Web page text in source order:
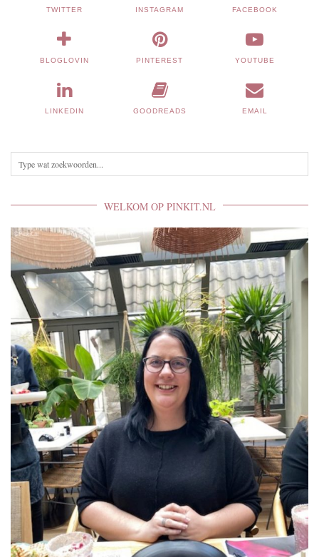
TWITTER INSTAGRAM FACEBOOK
BLOGLOVIN PINTEREST YOUTUBE
LINKEDIN GOODREADS EMAIL
WELKOM OP PINKIT.NL